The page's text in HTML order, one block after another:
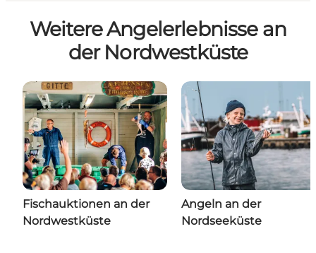
Weitere Angelerlebnisse an
der Nordwestküste
Fischauktionen an der
Nordwestküste
Angeln an der
Nordseeküste